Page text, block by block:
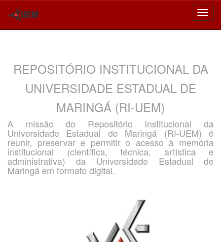
REPOSITÓRIO INSTITUCIONAL DA
UNIVERSIDADE ESTADUAL DE
MARINGÁ (RI-UEM)
A missão do Repositório Institucional da
Universidade Estadual de Maringá (RI-UEM) é
reunir, preservar e permitir o acesso à memória
institucional (científica, técnica, artística e
administrativa) da Universidade Estadual de
Maringá em formato digital.